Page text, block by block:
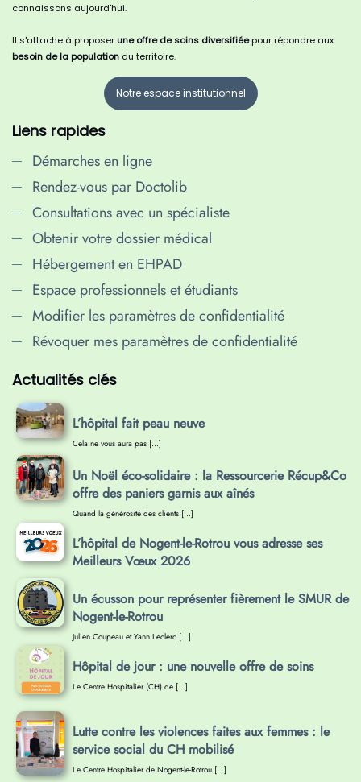
connaissons aujourd'hui.
Il s'attache à proposer une offre de soins diversifiéepour répondre aux
besoin de la population du territoire.
Notre espace institutionnel
Liens rapides
Démarches en ligne
Rendez-vous par Doctolib
Consultations avec un spécialiste
Obtenir votre dossier médical
Hébergement en EHPAD
Espace professionnels et étudiants
Modifier les paramètres de confidentialité
Révoquer mes paramètres de confidentialité
Actualités clés
L’hôpital fait peau neuve
Cela ne vous aura pas […]
Un Noël éco-solidaire : la Ressourcerie Récup&Co
offre des paniers garnis aux aînés
Quand la générosité des clients […]
L’hôpital de Nogent-le-Rotrou vous adresse ses
Meilleurs Vœux 2026
Un écusson pour représenter fièrement le SMUR de
Nogent-le-Rotrou
Julien Coupeau et Yann Leclerc […]
Hôpital de jour : une nouvelle offre de soins
Le Centre Hospitalier (CH) de […]
Lutte contre les violences faites aux femmes : le
service social du CH mobilisé
Le Centre Hospitalier de Nogent-le-Rotrou […]